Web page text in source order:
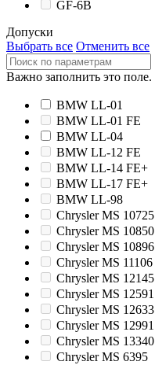
GF-6B
Допуски
Выбрать все Отменить все
Важно заполнить это поле.
BMW LL-01
BMW LL-01 FE
BMW LL-04
BMW LL-12 FE
BMW LL-14 FE+
BMW LL-17 FE+
BMW LL-98
Chrysler MS 10725
Chrysler MS 10850
Chrysler MS 10896
Chrysler MS 11106
Chrysler MS 12145
Chrysler MS 12591
Chrysler MS 12633
Chrysler MS 12991
Chrysler MS 13340
Chrysler MS 6395